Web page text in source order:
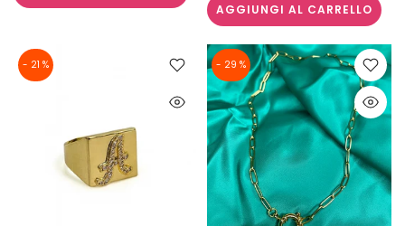
AGGIUNGI AL CARRELLO
- 21 % - 29 %